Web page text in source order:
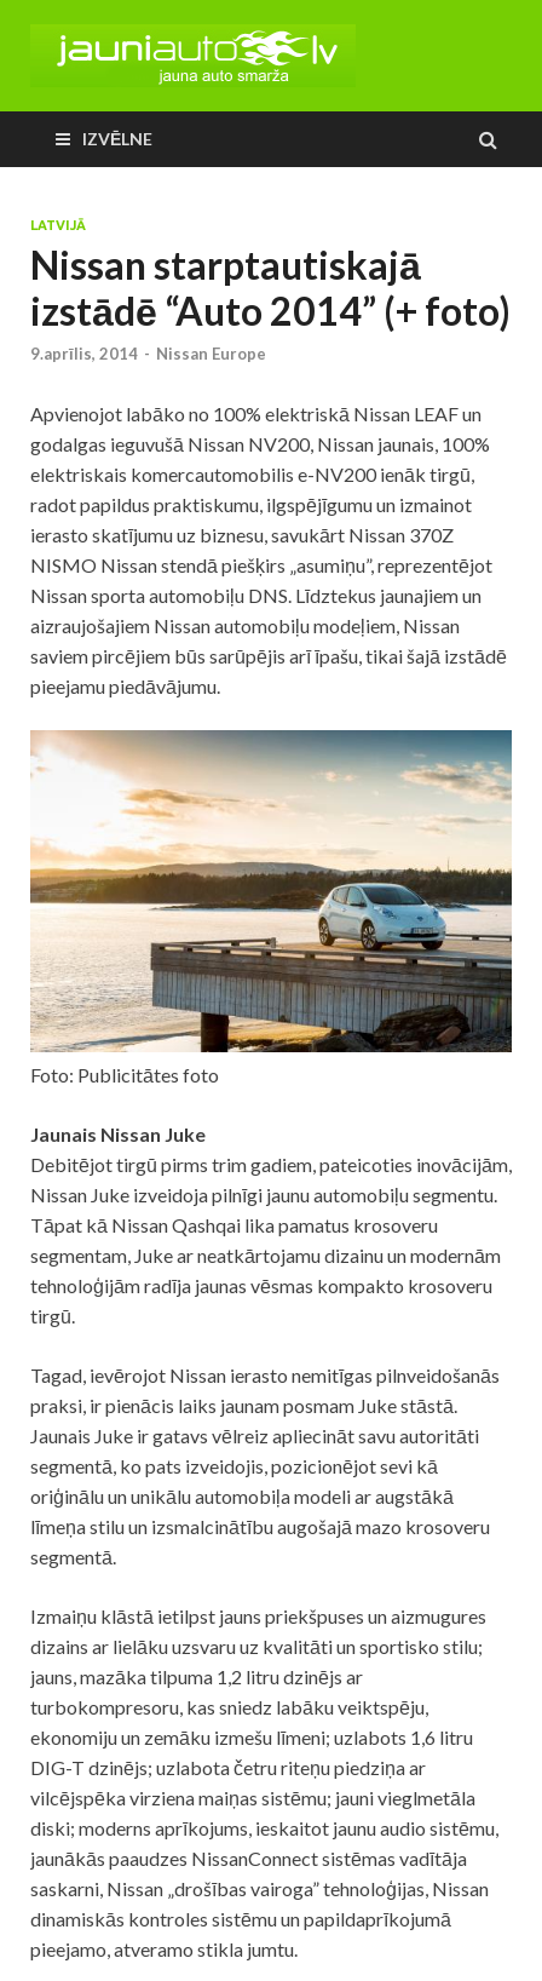
IZVĒLNE
LATVIJĀ
Nissan starptautiskajā
izstādē “Auto 2014” (+ foto)
9.aprīlis, 2014 - Nissan Europe
Apvienojot labāko no 100% elektriskā Nissan LEAF un
godalgas ieguvušā Nissan NV200, Nissan jaunais, 100%
elektriskais komercautomobilis e-NV200 ienāk tirgū,
radot papildus praktiskumu, ilgspējīgumu un izmainot
ierasto skatījumu uz biznesu, savukārt Nissan 370Z
NISMO Nissan stendā piešķirs „asumiņu”, reprezentējot
Nissan sporta automobiļu DNS. Līdztekus jaunajiem un
aizraujošajiem Nissan automobiļu modeļiem, Nissan
saviem pircējiem būs sarūpējis arī īpašu, tikai šajā izstādē
pieejamu piedāvājumu.
Foto: Publicitātes foto
Jaunais Nissan Juke
Debitējot tirgū pirms trim gadiem, pateicoties inovācijām,
Nissan Juke izveidoja pilnīgi jaunu automobiļu segmentu.
Tāpat kā Nissan Qashqai lika pamatus krosoveru
segmentam, Juke ar neatkārtojamu dizainu un modernām
tehnoloģijām radīja jaunas vēsmas kompakto krosoveru
tirgū.
Tagad, ievērojot Nissan ierasto nemitīgas pilnveidošanās
praksi, ir pienācis laiks jaunam posmam Juke stāstā.
Jaunais Juke ir gatavs vēlreiz apliecināt savu autoritāti
segmentā, ko pats izveidojis, pozicionējot sevi kā
oriģinālu un unikālu automobiļa modeli ar augstākā
līmeņa stilu un izsmalcinātību augošajā mazo krosoveru
segmentā.
Izmaiņu klāstā ietilpst jauns priekšpuses un aizmugures
dizains ar lielāku uzsvaru uz kvalitāti un sportisko stilu;
jauns, mazāka tilpuma 1,2 litru dzinējs ar
turbokompresoru, kas sniedz labāku veiktspēju,
ekonomiju un zemāku izmešu līmeni; uzlabots 1,6 litru
DIG-T dzinējs; uzlabota četru riteņu piedziņa ar
vilcējspēka virziena maiņas sistēmu; jauni vieglmetāla
diski; moderns aprīkojums, ieskaitot jaunu audio sistēmu,
jaunākās paaudzes NissanConnect sistēmas vadītāja
saskarni, Nissan „drošības vairoga” tehnoloģijas, Nissan
dinamiskās kontroles sistēmu un papildaprīkojumā
pieejamo, atveramo stikla jumtu.